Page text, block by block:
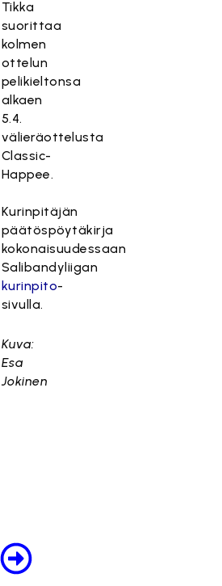
Tikka
suorittaa
kolmen
ottelun
pelikieltonsa
alkaen
5.4.
välieräottelusta
Classic-
Happee.
Kurinpitäjän
päätöspöytäkirja
kokonaisuudessaan
Salibandyliigan
kurinpito-
sivulla.
Kuva:
Esa
Jokinen